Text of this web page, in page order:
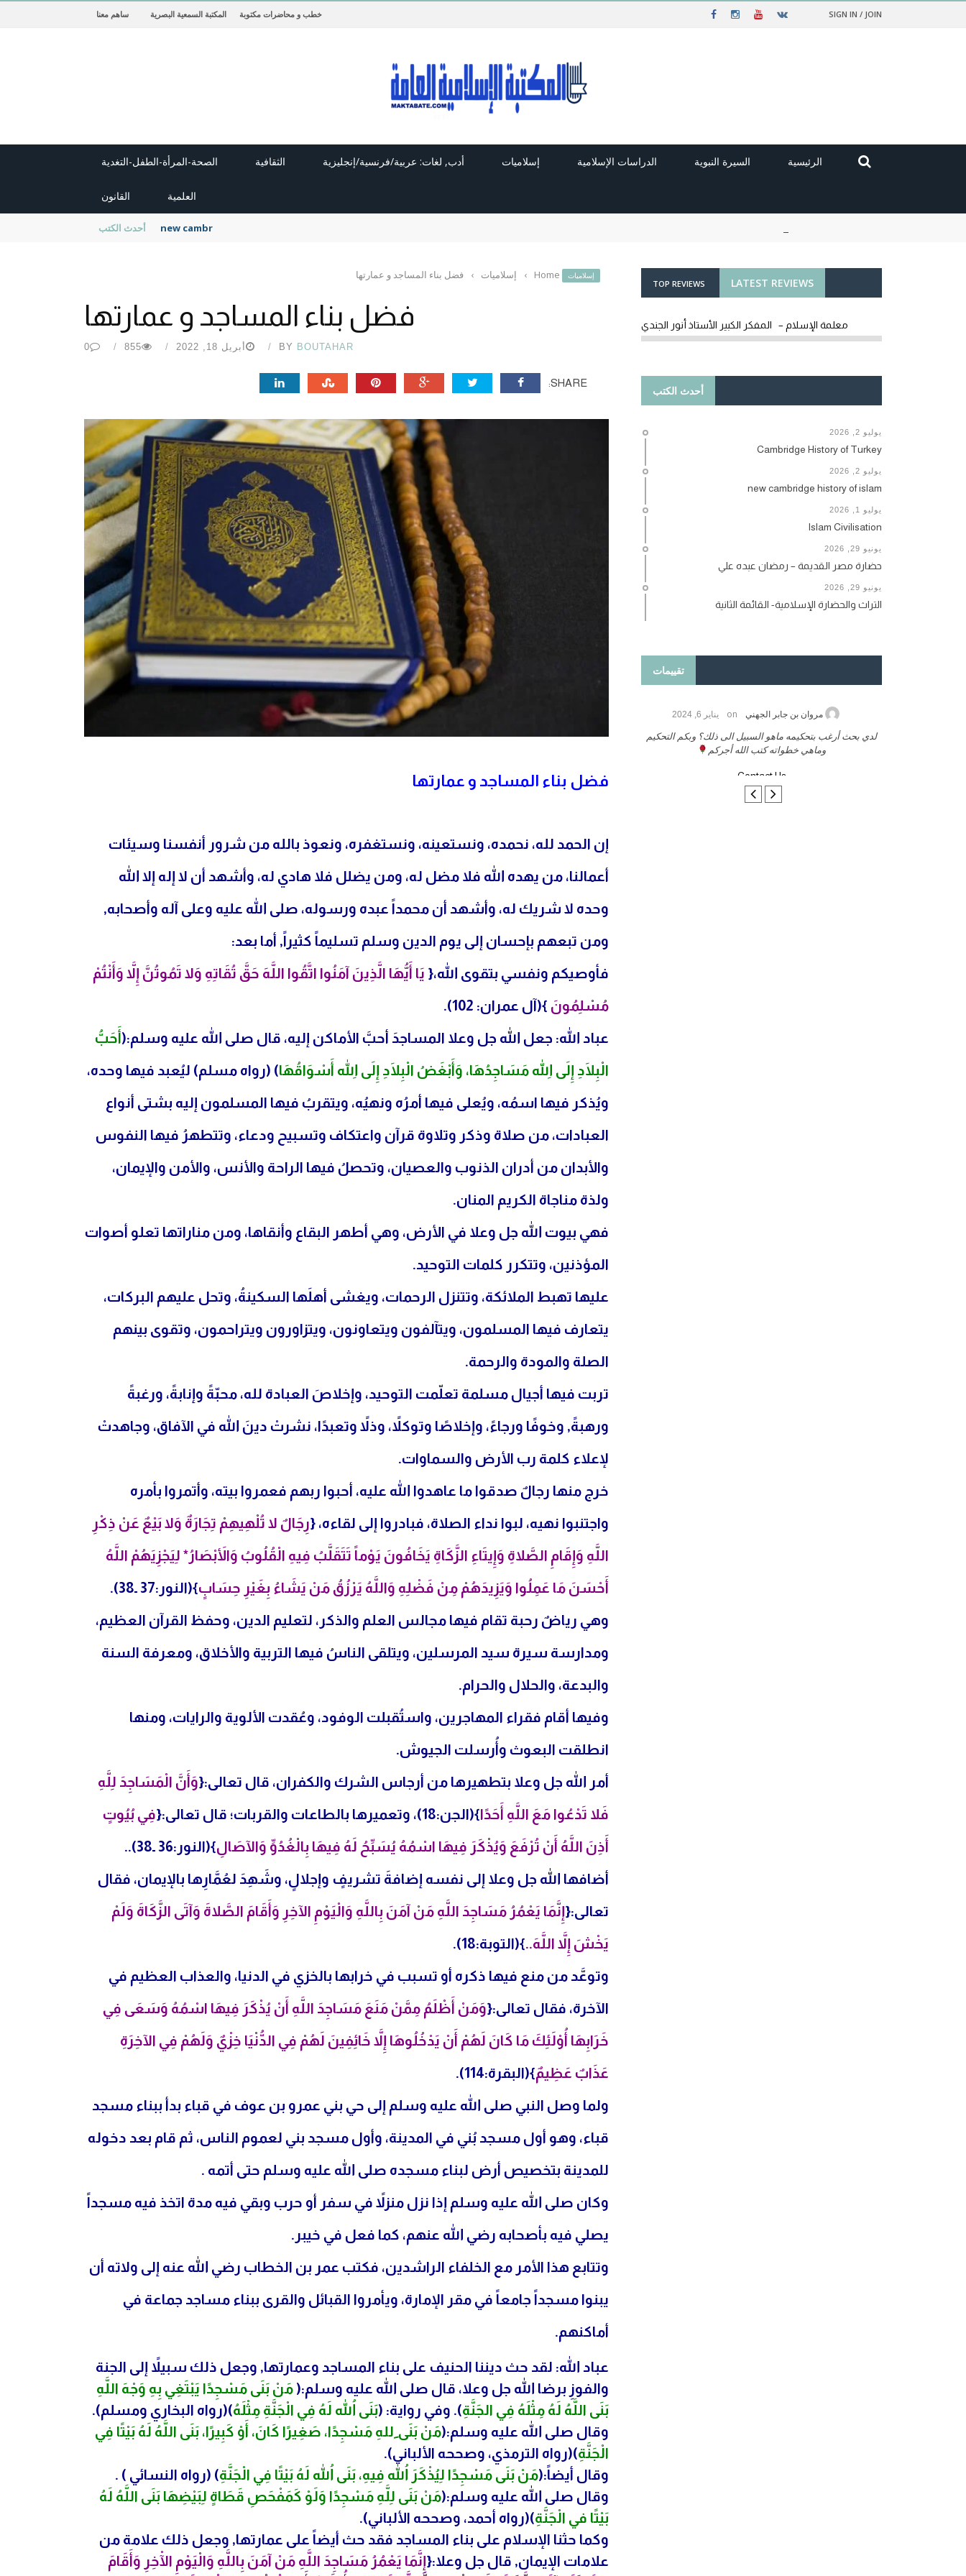
SIGN IN / JOIN خطب و محاضرات مكتوبة المكتبة السمعية البصرية ساهم معنا
الرئيسية السيرة النبوية الدراسات الإسلامية إسلاميات أدب, لغات: عربية/فرنسية/إنجليزية الثقافية الصحة-المرأة-الطفل-التغدية
العلمية القانون
أحدث الكتب new cambridge history of islam
إسلاميات Home
› إسلاميات › فضل بناء المساجد و عمارتها
فضل بناء المساجد و عمارتها
BY BOUTAHAR أبريل 18, 2022 855
0
SHARE:
فضل بناء المساجد و عمارتها
إن الحمد لله، نحمده، ونستعينه، ونستغفره، ونعوذ بالله من شرور أنفسنا وسيئات
أعمالنا، من يهده الله فلا مضل له، ومن يضلل فلا هادي له، وأشهد أن لا إله إلا الله
وحده لا شريك له، وأشهد أن محمداً عبده ورسوله، صلى الله عليه وعلى آله وأصحابه,
ومن تبعهم بإحسان إلى يوم الدين وسلم تسليماً كثيراً, أما بعد:
فأوصيكم ونفسي بتقوى الله،{ يَا أَيُّهَا الَّذِينَ آمَنُوا اتَّقُوا اللَّهَ حَقَّ تُقَاتِهِ وَلا تَمُوتُنَّ إِلاَّ وَأَنْتُمْ
مُسْلِمُونَ }(آل عمران: 102).
عباد الله: جعل الله جل وعلا المساجدَ أحبَّ الأماكن إليه، قال صلى الله عليه وسلم:(أَحَبُّ
الْبِلَادِ إِلَى اللهِ مَسَاجِدُهَا، وَأَبْغَضُ الْبِلَادِ إِلَى اللهِ أَسْوَاقُهَا) (رواه مسلم) ليُعبد فيها وحده،
ويُذكر فيها اسمُه، ويُعلى فيها أمرُه ونهيُه، ويتقربُ فيها المسلمون إليه بشتى أنواع
العبادات، من صلاة وذكر وتلاوة قرآن واعتكاف وتسبيح ودعاء، وتتطهرُ فيها النفوس
والأبدان من أدران الذنوب والعصيان، وتحصلُ فيها الراحة والأنس، والأمن والإيمان،
ولذة مناجاة الكريم المنان.
فهي بيوت الله جل وعلا في الأرض، وهي أطهر البقاع وأنقاها، ومن مناراتها تعلو أصوات
المؤذنين، وتتكرر كلمات التوحيد.
عليها تهبط الملائكة، وتتنزل الرحمات، ويغشى أهلَها السكينةُ، وتحل عليهم البركات،
يتعارف فيها المسلمون، ويتآلفون ويتعاونون، ويتزاورون ويتراحمون، وتقوى بينهم
الصلة والمودة والرحمة.
تربت فيها أجيال مسلمة تعلّمت التوحيد، وإخلاصَ العبادة لله، محبّةً وإنابةً، ورغبةً
ورهبةً, وخوفًا ورجاءً، وإخلاصًا وتوكلاً، وذلاً وتعبدًا، نشرتْ دينَ الله في الآفاق، وجاهدتْ
لإعلاء كلمة رب الأرض والسماوات.
خرج منها رجالٌ صدقوا ما عاهدوا الله عليه، أحبوا ربهم فعمروا بيته، وأتمروا بأمره
واجتنبوا نهيه، لبوا نداء الصلاة، فبادروا إلى لقاءه، {رِجَالٌ لا تُلْهِيهِمْ تِجَارَةٌ وَلا بَيْعٌ عَنْ ذِكْرِ
اللَّهِ وَإِقَامِ الصَّلاةِ وَإِيتَاءِ الزَّكَاةِ يَخَافُونَ يَوْماً تَتَقَلَّبُ فِيهِ الْقُلُوبُ وَالأَبْصَارُ* لِيَجْزِيَهُمْ اللَّهُ
أَحْسَنَ مَا عَمِلُوا وَيَزِيدَهُمْ مِنْ فَضْلِهِ وَاللَّهُ يَرْزُقُ مَنْ يَشَاءُ بِغَيْرِ حِسَابٍ}(النور:37 ـ38).
وهي رياضٌ رحبة تقام فيها مجالس العلم والذكر، لتعليم الدين، وحفظ القرآن العظيم،
ومدارسة سيرة سيد المرسلين، ويتلقى الناسُ فيها التربية والأخلاق، ومعرفة السنة
والبدعة، والحلال والحرام.
وفيها أقام فقراء المهاجرين، واستُقبلت الوفود، وعُقدت الألوية والرايات، ومنها
انطلقت البعوث وأُرسلت الجيوش.
أمر الله جل وعلا بتطهيرها من أرجاس الشرك والكفران، قال تعالى:{وَأَنَّ الْمَسَاجِدَ لِلَّهِ
فَلا تَدْعُوا مَعَ اللَّهِ أَحَدًا}(الجن:18)، وتعميرها بالطاعات والقربات؛ قال تعالى:{ فِي بُيُوتٍ
أَذِنَ اللَّهُ أَنْ تُرْفَعَ وَيُذْكَرَ فِيهَا اسْمُهُ يُسَبِّحُ لَهُ فِيهَا بِالْغُدُوِّ وَالآصَالِ}(النور:36 ـ38)..
أضافها الله جل وعلا إلى نفسه إضافةَ تشريفٍ وإجلالٍ، وشَهِدَ لعُمَّارِها بالإيمان، فقال
تعالى:{إِنَّمَا يَعْمُرُ مَسَاجِدَ اللَّهِ مَنْ آمَنَ بِاللَّهِ وَالْيَوْمِ الآخِرِ وَأَقَامَ الصَّلاةَ وَآتَى الزَّكَاةَ وَلَمْ
يَخْشَ إِلاَّ اللَّهَ..}(التوبة:18).
وتوعَّد من منع فيها ذكره أو تسبب في خرابها بالخزي في الدنيا، والعذاب العظيم في
الآخرة، فقال تعالى:{وَمَنْ أَظْلَمُ مِمَّنْ مَنَعَ مَسَاجِدَ اللَّهِ أَنْ يُذْكَرَ فِيهَا اسْمُهُ وَسَعَى فِي
خَرَابِهَا أُوْلَئِكَ مَا كَانَ لَهُمْ أَنْ يَدْخُلُوهَا إِلاَّ خَائِفِينَ لَهُمْ فِي الدُّنْيَا خِزْيٌ وَلَهُمْ فِي الآخِرَةِ
عَذَابٌ عَظِيمٌ}(البقرة:114).
ولما وصل النبي صلى الله عليه وسلم إلى حي بني عمرو بن عوف في قباء بدأ ببناء مسجد
قباء، وهو أول مسجد بُني في المدينة، وأول مسجد بني لعموم الناس، ثم قام بعد دخوله
للمدينة بتخصيص أرض لبناء مسجده صلى الله عليه وسلم حتى أتمه .
وكان صلى الله عليه وسلم إذا نزل منزلاً في سفر أو حرب وبقي فيه مدة اتخذ فيه مسجداً
يصلي فيه بأصحابه رضي الله عنهم، كما فعل في خيبر.
وتتابع هذا الأمر مع الخلفاء الراشدين، فكتب عمر بن الخطاب رضي الله عنه إلى ولاته أن
يبنوا مسجداً جامعاً في مقر الإمارة، ويأمروا القبائل والقرى ببناء مساجد جماعة في
أماكنهم.
عباد الله: لقد حث ديننا الحنيف على بناء المساجد وعمارتها, وجعل ذلك سبيلاً إلى الجنة
والفوزِ برضا الله جل وعلا، قال صلى الله عليه وسلم:( مَنْ بَنَى مَسْجِدًا يَبْتَغِي بِهِ وَجْهَ اللَّهِ
بَنَى اللَّهُ لَهُ مِثْلَهُ فِي الجَنَّةِ). وفي رواية: (بَنَى اللهُ لَهُ فِي الْجَنَّةِ مِثْلَهُ)(رواه البخاري ومسلم).
وقال صلى الله عليه وسلم:(مَنْ بَنَى ِللهِ مَسْجِدًا، صَغِيرًا كَانَ، أَوْ كَبِيرًا، بَنَى اللَّهُ لَهُ بَيْتًا فِي
الْجَنَّةِ)(رواه الترمذي، وصححه الألباني).
وقال أيضاً:(مَنْ بَنَى مَسْجِدًا لِيُذْكَرَ اللهُ فِيهِ، بَنَى اللهُ لَهُ بَيْتًا فِي الْجَنَّةِ) (رواه النسائي ) .
وقال صلى الله عليه وسلم:(مَنْ بَنَى لِلَّهِ مَسْجِدًا وَلَوْ كَمَفْحَصِ قَطَاةٍ لِبَيْضِهَا بَنَى اللَّهُ لَهُ
بَيْتًا في الْجَنَّةِ)(رواه أحمد، وصححه الألباني).
وكما حثنا الإسلام على بناء المساجد فقد حث أيضاً على عمارتها, وجعل ذلك علامة من
علامات الإيمان, قال جل وعلا:{إِنَّمَا يَعْمُرُ مَسَاجِدَ اللَّهِ مَنْ آمَنَ بِاللَّهِ وَالْيَوْمِ الْآخِرِ وَأَقَامَ
LATEST REVIEWS
TOP REVIEWS
معلمة الإسلام – المفكر الكبير الأستاذ أنور الجندي
أحدث الكتب
يوليو 2, 2026
Cambridge History of Turkey
يوليو 2, 2026
new cambridge history of islam
يوليو 1, 2026
Islam Civilisation
يونيو 29, 2026
حضارة مصر القديمة – رمضان عبده علي
يونيو 29, 2026
التراث والحضارة الإسلامية- القائمة الثانية
تقييمات
مروان بن جابر الجهني on يناير 6, 2024
لدي بحث أرغب بتحكيمه ماهو السبيل الى ذلك؟ وبكم التحكيم
وماهي خطواته كتب الله أجركم
Contact Us